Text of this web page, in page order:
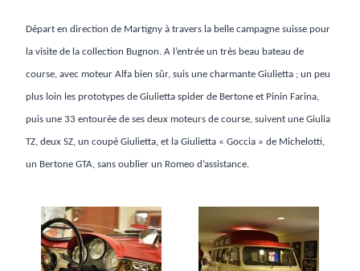
Départ en direction de Martigny à travers la belle campagne suisse pour
la visite de la collection Bugnon. A l’entrée un très beau bateau de
course, avec moteur Alfa bien sûr, suis une charmante Giulietta ; un peu
plus loin les prototypes de Giulietta spider de Bertone et Pinin Farina,
puis une 33 entourée de ses deux moteurs de course, suivent une Giulia
TZ, deux SZ, un coupé Giulietta, et la Giulietta « Goccia » de Michelotti,
un Bertone GTA, sans oublier un Romeo d’assistance.